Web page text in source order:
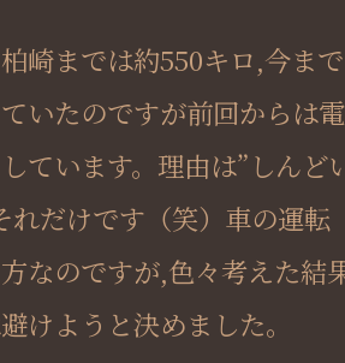
崎までは約550キロ,今まで
いたのですが前回からは電
ています。理由は”しんど
れだけです（笑）車の運転
なのですが,色々考えた結
けようと決めました。